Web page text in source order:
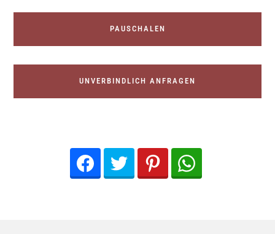
PAUSCHALEN
UNVERBINDLICH ANFRAGEN
Facebook Twitter Pinterest